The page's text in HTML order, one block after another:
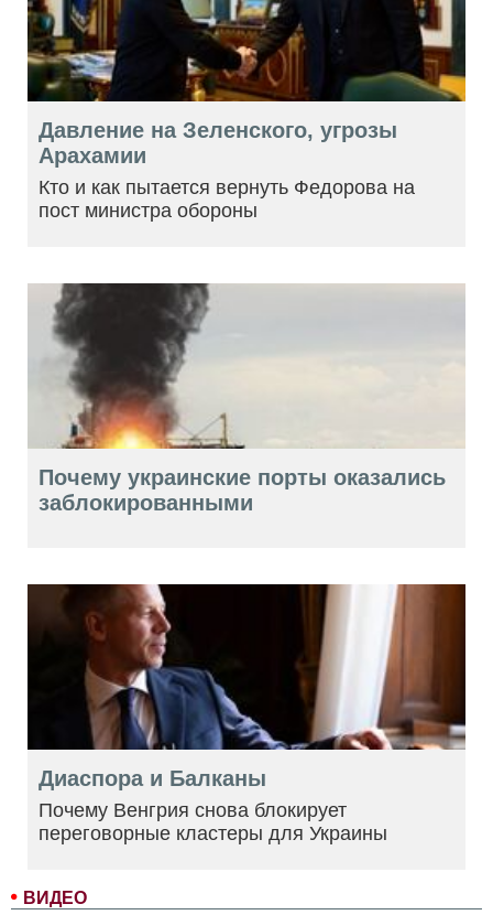
ВИДЕО
Давление на Зеленского, угрозы
Арахамии
Кто и как пытается вернуть Федорова на
пост министра обороны
Почему украинские порты оказались
заблокированными
Диаспора и Балканы
Почему Венгрия снова блокирует
переговорные кластеры для Украины